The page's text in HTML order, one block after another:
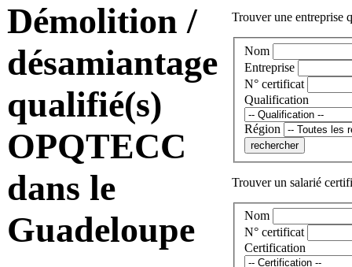
Démolition /
désamiantage
qualifié(s)
OPQTECC
dans le
Guadeloupe
Trouver une entreprise
Nom
Entreprise
N° certificat
Qualification
Région
Trouver un salarié
Nom
N° certificat
Certification